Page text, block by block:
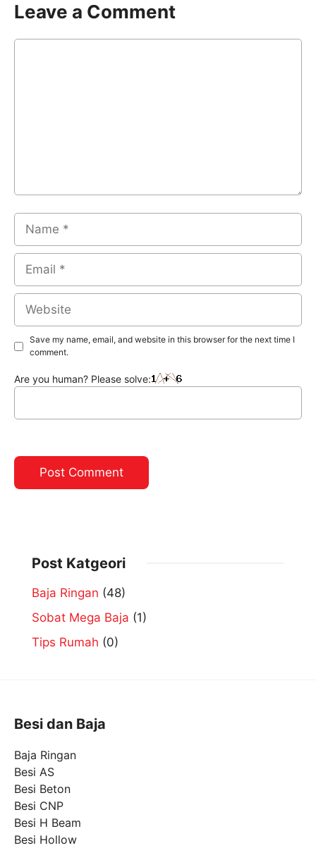
Leave a Comment
Comment
Name
Email
Website
Save my name, email, and website in this browser for the next time I
comment.
Are you human? Please solve:
Post Katgeori
Baja Ringan (48)
Sobat Mega Baja (1)
Tips Rumah (0)
Besi dan Baja
Baja Ringan
Besi AS
Besi Beton
Besi CNP
Besi H Beam
Besi Hollow